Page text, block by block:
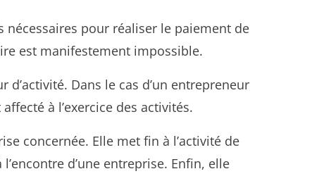
pour réaliser le paiement de
est manifestement impossible.
Dans le cas d’un entrepreneur
à l’exercice des activités.
concernée. Elle met fin à l’activité de
d’une entreprise. Enfin, elle